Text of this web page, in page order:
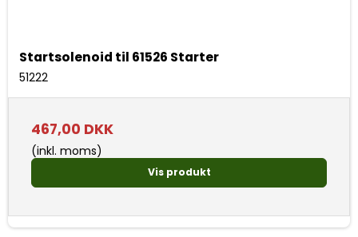
Startsolenoid til 61526 Starter
51222
467,00 DKK
(inkl. moms)
Vis produkt